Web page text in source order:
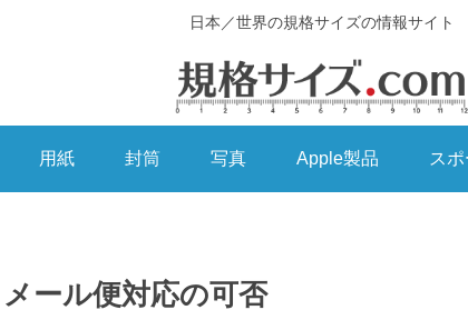
日本／世界の規格サイズの情報サイト
用紙 封筒 写真 Apple製品 ス
ール便対応の可否